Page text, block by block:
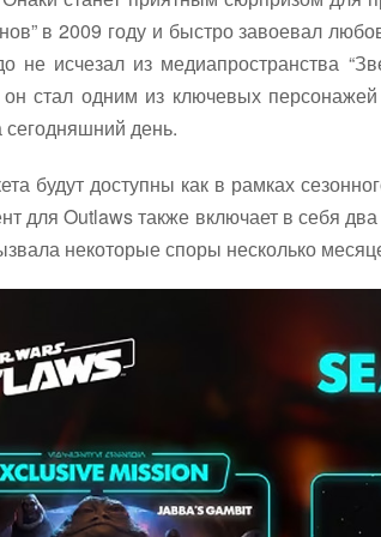
в 2009 году и быстро завоевал
не исчезал из медиапространства
стал одним из ключевых
день.
будут доступны как в рамках
для Outlaws также включает в себя
некоторые споры несколько